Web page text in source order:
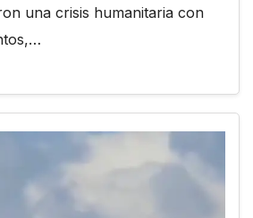
una crisis humanitaria con